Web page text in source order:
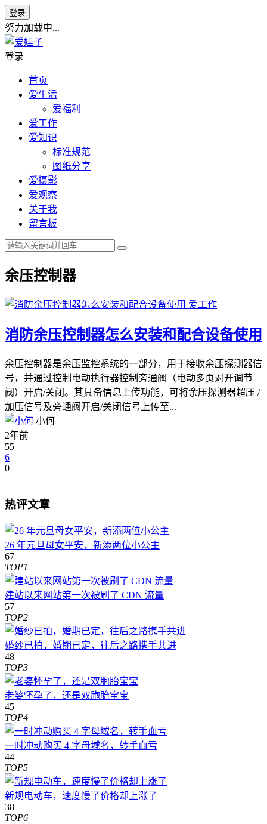
登录
努力加载中...
登录
首页
爱生活
爱福利
爱工作
爱知识
标准规范
图纸分享
爱摄影
爱观察
关于我
留言板
余压控制器
爱工作
消防余压控制器怎么安装和配合设备使用
余压控制器是余压监控系统的一部分，用于接收余压探测器信
号，并通过控制电动执行器控制旁通阀（电动多页对开调节
阀）开启/关闭。其具备信息上传功能，可将余压探测器超压 /
加压信号及旁通阀开启/关闭信号上传至...
小何
2年前
55
6
0
热评文章
26 年元旦母女平安，新添两位小公主
67
TOP1
建站以来网站第一次被刷了 CDN 流量
57
TOP2
婚纱已拍，婚期已定，往后之路携手共进
48
TOP3
老婆怀孕了，还是双胞胎宝宝
45
TOP4
一时冲动购买 4 字母域名，转手血亏
44
TOP5
新规电动车，速度慢了价格却上涨了
38
TOP6